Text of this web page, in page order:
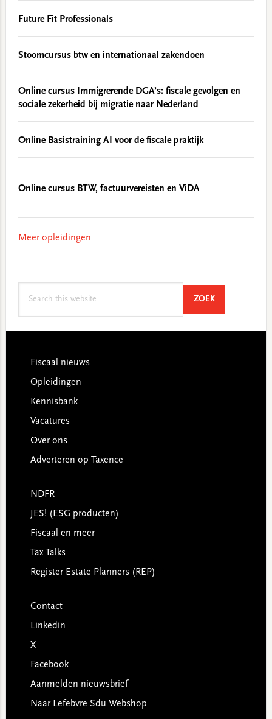
Future Fit Professionals
Stoomcursus btw en internationaal zakendoen
Online cursus Immigrerende DGA’s: fiscale gevolgen en
sociale zekerheid bij migratie naar Nederland
Online Basistraining AI voor de fiscale praktijk
Online cursus BTW, factuurvereisten en ViDA
Meer opleidingen
ZOEKSEARCH
Footer
Fiscaal nieuws
Opleidingen
Kennisbank
Vacatures
Over ons
Adverteren op Taxence
NDFR
JES! (ESG producten)
Fiscaal en meer
Tax Talks
Register Estate Planners (REP)
Contact
Linkedin
X
Facebook
Aanmelden nieuwsbrief
Naar Lefebvre Sdu Webshop